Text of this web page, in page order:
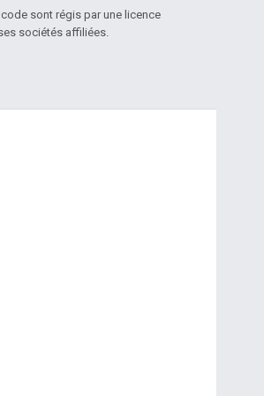
code sont régis par une licence
sociétés affiliées.